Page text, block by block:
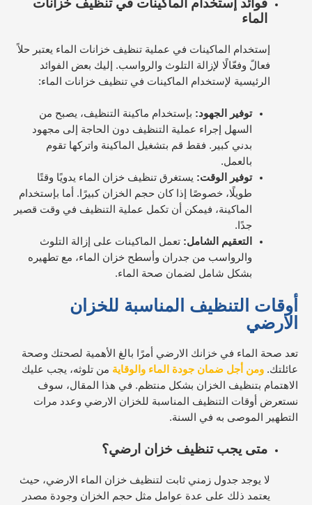
الماء
إستخدام الماكينات في عملية تنظيف خزانات الماء يعتبر حلاً
فعالً وفعّالًا لإزالة التلوث والرواسب. إليك بعض الفوائد
الرئيسية لإستخدام الماكينات في تنظيف خزانات الماء:
توفير الجهود: بإستخدام ماكينة التنظيف، يصبح من
السهل إجراء عملية التنظيف دون الحاجة إلى مجهود
بدني كبير. فقط قم بتشغيل الماكينة واتركها تقوم
بالعمل.
توفير الوقت: يستغرق تنظيف خزان الماء يدويًا وقتًا
طويلًا، خصوصًا إذا كان حجم الخزان كبيرًا. أما بإستخدام
الماكينة، فيمكن أن تكمل عملية التنظيف في وقت قصير
جدًا.
التعقيم الشامل: تعمل الماكينات على إزالة التلوث
والرواسب من جدران وأسطح خزان الماء، مع تطهيره
بشكل شامل لضمان صحة الماء.
أوقات التنظيف المناسبة للخزان
الارضي
تعد صحة الماء في خزانك الارضي أمرًا بالغ الأهمية لصحتك وصحة
عائلتك. ومن أجل ضمان جودة الماء والوقاية من تلوثه، يجب عليك
الاهتمام بتنظيف الخزان بشكل منتظم. في هذا المقال، سوف
نستعرض أوقات التنظيف المناسبة للخزان الارضي وعدد مرات
التطهير الموصى به في السنة.
متى يجب تنظيف خزان ارضي؟
لا يوجد جدول زمني ثابت لتنظيف خزان الماء الارضي، حيث
يعتمد ذلك على عدة عوامل مثل حجم الخزان وجودة مصدر